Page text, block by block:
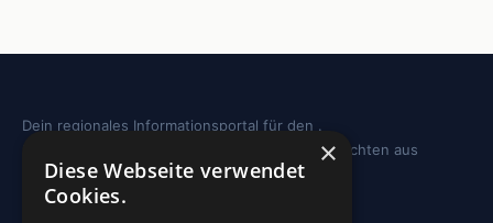
Dein regionales Informationsportal für den .
Sehenswürdigkeiten, Ausflugstipps und Geschichten aus
deiner Region.
×
Diese Webseite verwendet
Cookies.